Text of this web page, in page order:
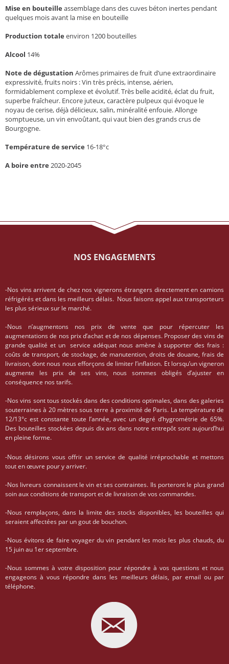
Mise en bouteille assemblage dans des cuves béton inertes pendant
quelques mois avant la mise en bouteille
Production totale environ 1200 bouteilles
Alcool 14%
Note de dégustation Arômes primaires de fruit d’une extraordinaire
expressivité, fruits noirs : Vin très précis, intense, aérien,
formidablement complexe et évolutif. Très belle acidité, éclat du fruit,
superbe fraîcheur. Encore juteux, caractère pulpeux qui évoque le
noyau de cerise, déjà délicieux, salin, minéralité enfouie. Allonge
somptueuse, un vin envoûtant, qui vaut bien des grands crus de
Bourgogne.
Température de service 16-18°c
A boire entre 2020-2045
NOS ENGAGEMENTS
-Nos vins arrivent de chez nos vignerons étrangers directement en camions
réfrigérés et dans les meilleurs délais. Nous faisons appel aux transporteurs
les plus sérieux sur le marché.
-Nous n’augmentons nos prix de vente que pour répercuter les
augmentations de nos prix d’achat et de nos dépenses. Proposer des vins de
grande qualité et un service adéquat nous amène à supporter des frais :
coûts de transport, de stockage, de manutention, droits de douane, frais de
livraison, dont nous nous efforçons de limiter l’inflation. Et lorsqu’un vigneron
augmente les prix de ses vins, nous sommes obligés d’ajuster en
conséquence nos tarifs.
-Nos vins sont tous stockés dans des conditions optimales, dans des galeries
souterraines à 20 mètres sous terre à proximité de Paris. La température de
12/13°c est constante toute l’année, avec un degré d’hygrométrie de 65%.
Des bouteilles stockées depuis dix ans dans notre entrepôt sont aujourd’hui
en pleine forme.
-Nous désirons vous offrir un service de qualité irréprochable et mettons
tout en œuvre pour y arriver.
-Nos livreurs connaissent le vin et ses contraintes. Ils porteront le plus grand
soin aux conditions de transport et de livraison de vos commandes.
-Nous remplaçons, dans la limite des stocks disponibles, les bouteilles qui
seraient affectées par un gout de bouchon.
-Nous évitons de faire voyager du vin pendant les mois les plus chauds, du
15 juin au 1er septembre.
-Nous sommes à votre disposition pour répondre à vos questions et nous
engageons à vous répondre dans les meilleurs délais, par email ou par
téléphone.